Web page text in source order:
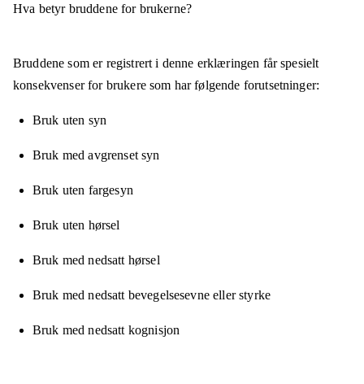
Hva betyr bruddene for brukerne?
Bruddene som er registrert i denne erklæringen får spesielt
konsekvenser for brukere som har følgende forutsetninger:
Bruk uten syn
Bruk med avgrenset syn
Bruk uten fargesyn
Bruk uten hørsel
Bruk med nedsatt hørsel
Bruk med nedsatt bevegelsesevne eller styrke
Bruk med nedsatt kognisjon